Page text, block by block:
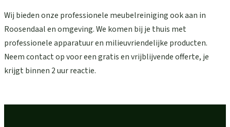
Wij bieden onze professionele meubelreiniging ook aan in
Roosendaal en omgeving. We komen bij je thuis met
professionele apparatuur en milieuvriendelijke producten.
Neem contact op voor een gratis en vrijblijvende offerte, je
krijgt binnen 2 uur reactie.